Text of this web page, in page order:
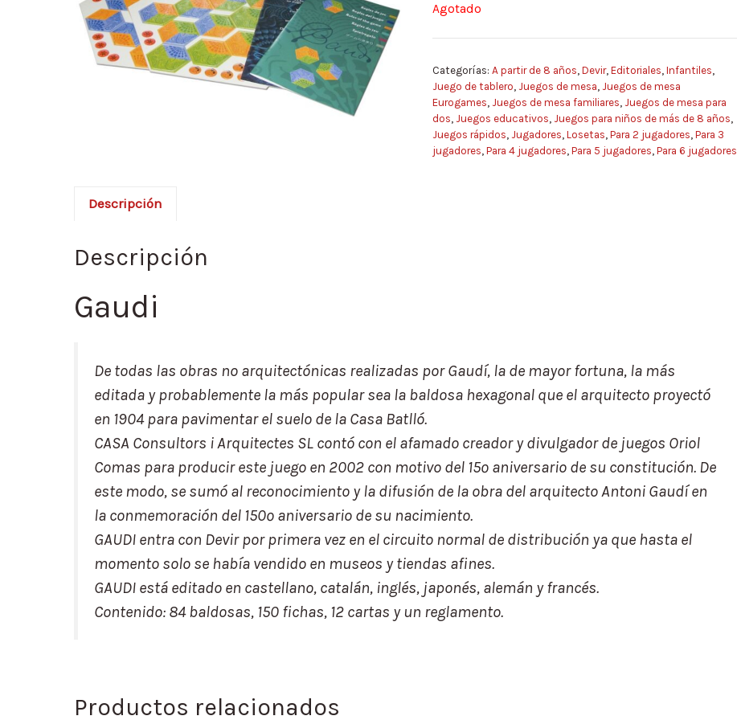
Agotado
Categorías: A partir de 8 años Devir, Editoriales Infantiles
Juego de tablero Juegos de mesa Juegos de mesa
Eurogames Juegos de mesa familiares Juegos de mesa para
dos Juegos educativos Juegos para niños de más de 8 años
Juegos rápidos Jugadores Losetas Para 2 jugadores Para 3
jugadores Para 4 jugadores Para 5 jugadores Para 6 jugadores
Descripción
Descripción
Gaudi
De todas las obras no arquitectónicas realizadas por Gaudí, la de mayor fortuna, la más
editada y probablemente la más popular sea la baldosa hexagonal que el arquitecto proyectó
en 1904 para pavimentar el suelo de la Casa Batlló.
CASA Consultors i Arquitectes SL contó con el afamado creador y divulgador de juegos Oriol
Comas para producir este juego en 2002 con motivo del 15º aniversario de su constitución. De
este modo, se sumó al reconocimiento y la difusión de la obra del arquitecto Antoni Gaudí en
la conmemoración del 150º aniversario de su nacimiento.
GAUDI entra con Devir por primera vez en el circuito normal de distribución ya que hasta el
momento solo se había vendido en museos y tiendas afines.
GAUDI está editado en castellano, catalán, inglés, japonés, alemán y francés.
Contenido: 84 baldosas, 150 fichas, 12 cartas y un reglamento.
Productos relacionados